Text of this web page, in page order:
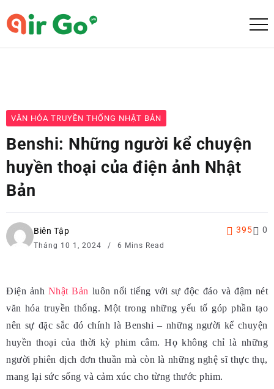
VĂN HÓA TRUYỀN THỐNG NHẬT BẢN
Benshi: Những người kể chuyện
huyền thoại của điện ảnh Nhật
Bản
Biên Tập
Tháng 10 1, 2024 6 Mins Read
395 0
Điện ảnh Nhật Bản luôn nổi tiếng với sự độc đáo và đậm nét
văn hóa truyền thống. Một trong những yếu tố góp phần tạo
nên sự đặc sắc đó chính là Benshi – những người kể chuyện
huyền thoại của thời kỳ phim câm. Họ không chỉ là những
người phiên dịch đơn thuần mà còn là những nghệ sĩ thực thụ,
mang lại sức sống và cảm xúc cho từng thước phim.